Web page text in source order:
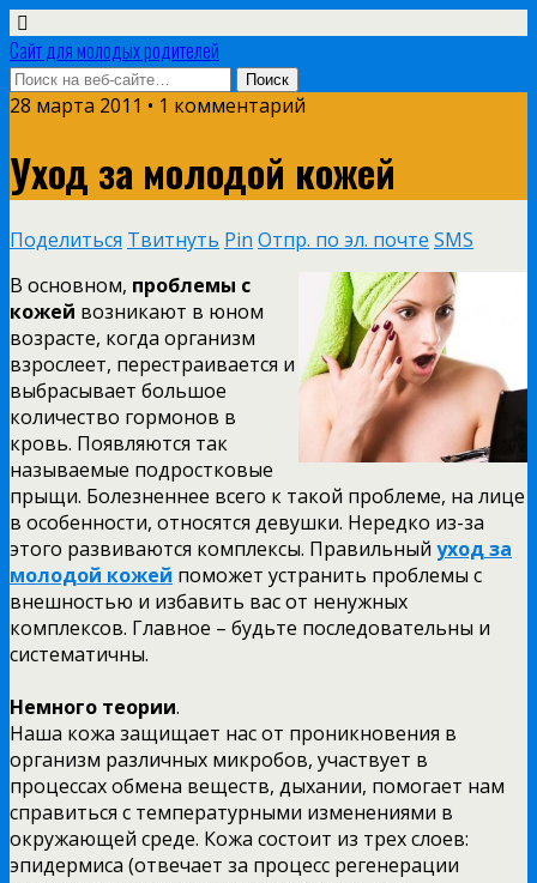
Сайт для молодых родителей
28 марта 2011 • 1 комментарий
Уход за молодой кожей
Поделиться Твитнуть Pin Отпр. по эл. почте SMS
В основном, проблемы с
кожей возникают в юном
возрасте, когда организм
взрослеет, перестраивается и
выбрасывает большое
количество гормонов в
кровь. Появляются так
называемые подростковые
прыщи. Болезненнее всего к такой проблеме, на лице
в особенности, относятся девушки. Нередко из-за
этого развиваются комплексы. Правильный уход за
молодой кожей поможет устранить проблемы с
внешностью и избавить вас от ненужных
комплексов. Главное – будьте последовательны и
систематичны.
Немного теории.
Наша кожа защищает нас от проникновения в
организм различных микробов, участвует в
процессах обмена веществ, дыхании, помогает нам
справиться с температурными изменениями в
окружающей среде. Кожа состоит из трех слоев:
эпидермиса (отвечает за процесс регенерации